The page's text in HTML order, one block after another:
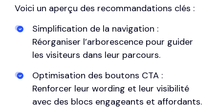
Voici un aperçu des recommandations clés :
Simplification de la navigation :
Réorganiser l’arborescence pour guider
les visiteurs dans leur parcours.
Optimisation des boutons CTA :
Renforcer leur wording et leur visibilité
avec des blocs engageants et affordants.